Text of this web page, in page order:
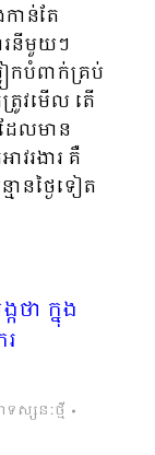
ាន់តែ
រនីមួយៗ
កបំពាក់គ្រប់
វមើល តើ
ែលមាន
វរងារ គឺ
ានថ្ងៃទៀត
ា ក្នុង
ទស្សនៈថ្មី